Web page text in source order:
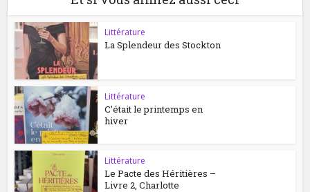
Littérature
La Splendeur des Stockton
Littérature
C’était le printemps en
hiver
Littérature
Le Pacte des Héritières –
Livre 2, Charlotte